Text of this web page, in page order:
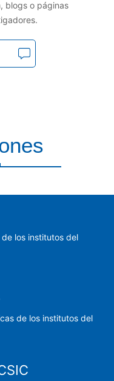
blogs o páginas
los institutos del
de los institutos del